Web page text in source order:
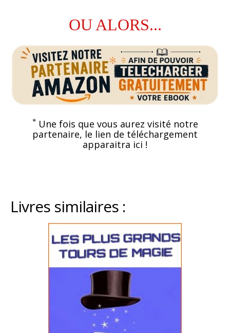
OU ALORS...
*Une fois que vous aurez visité notre
partenaire, le lien de téléchargement
apparaitra ici !
Livres similaires :